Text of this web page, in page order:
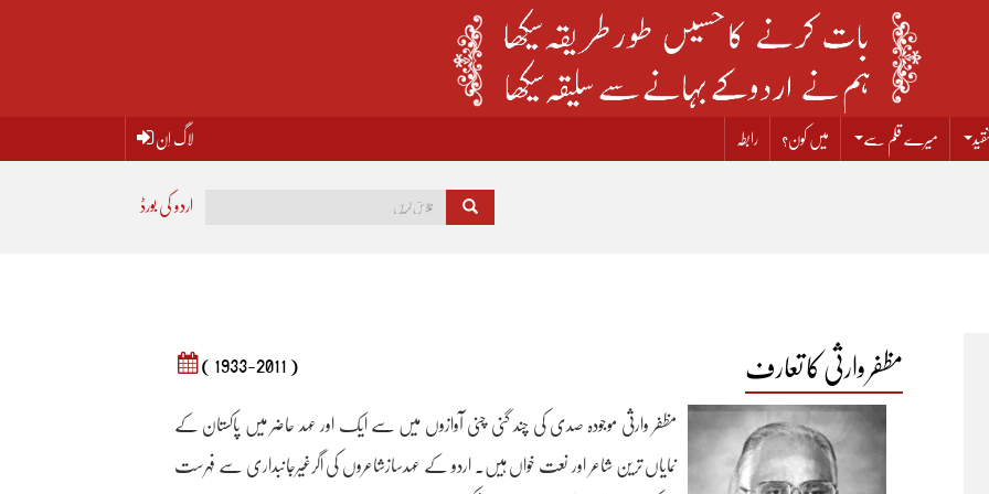
میرے قلم سے میں کون؟ رابطہ لاگ اِن
اردو کی بورڈ
مظفر وارثی کا تعارف ( 1933-2011 )
مظفر وارثی موجودہ صدی کی چند گنی چنی آوازوں میں سے ایک اور عہد حاضر میں پاکستان کے
نمایاں ترین شاعر اور نعت خواں ہیں۔ اردو کے عہدسازشاعروں کی اگرغیرجانبداری سے فہرست